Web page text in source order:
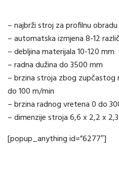
– najbrži stroj za profilnu
– automatska izmjena 8-12
– debljina materijala 10-120 mm
– radna dužina do 3500 mm
– brzina stroja zbog zupčastog
do 100 m/min
– brzina radnog vretena 0 do
– dimenzije stroja 6,6 x 2,2 x
[popup_anything id=”6277″]